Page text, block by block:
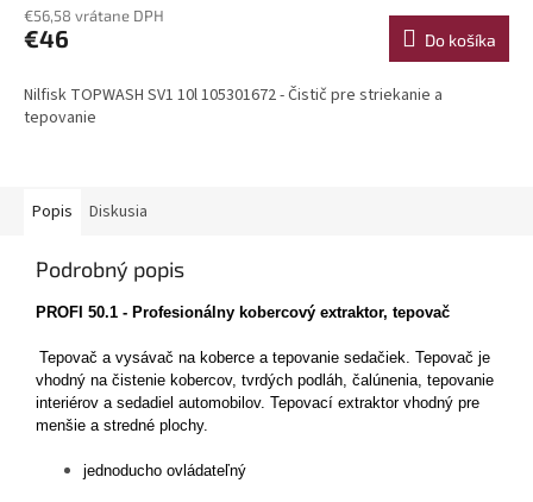
€56,58 vrátane DPH
€46 Do košíka
Nilfisk TOPWASH SV1 10l 105301672 - Čistič pre striekanie a
tepovanie
Popis Diskusia
Podrobný popis
PROFI 50.1 - Profesionálny kobercový extraktor, tepovač
Tepovač a vysávač na koberce a tepovanie sedačiek. Tepovač je
vhodný na čistenie kobercov, tvrdých podláh, čalúnenia, tepovanie
interiérov a sedadiel automobilov. Tepovací extraktor vhodný pre
menšie a stredné plochy.
jednoducho ovládateľný